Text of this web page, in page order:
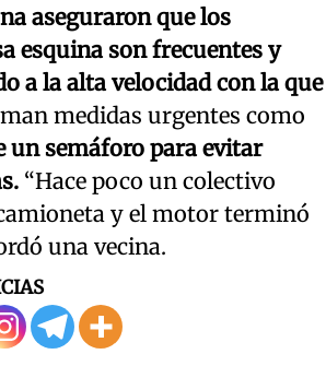
aseguraron que los
esquina son frecuentes y
a la alta velocidad con la que
medidas urgentes como
un semáforo para evitar
“Hace poco un colectivo
y el motor terminó
una vecina.